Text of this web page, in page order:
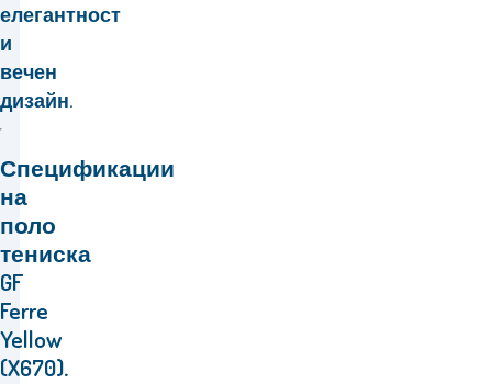
елегантност
и
вечен
дизайн.
Спецификации
на
поло
тениска
GF
Ferre
Yellow
(X670).